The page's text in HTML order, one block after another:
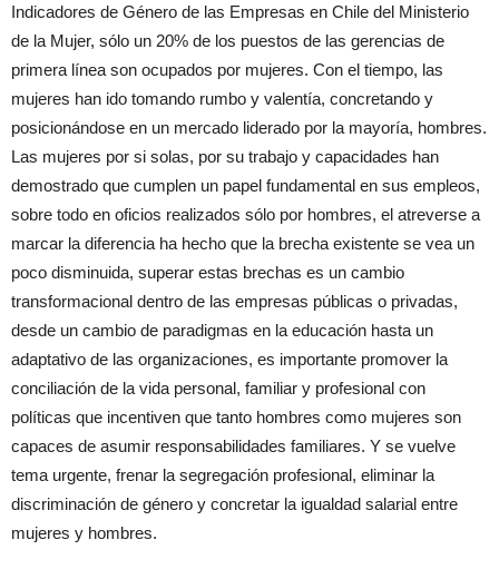
Indicadores de Género de las Empresas en Chile del Ministerio
de la Mujer, sólo un 20% de los puestos de las gerencias de
primera línea son ocupados por mujeres. Con el tiempo, las
mujeres han ido tomando rumbo y valentía, concretando y
posicionándose en un mercado liderado por la mayoría, hombres.
Las mujeres por si solas, por su trabajo y capacidades han
demostrado que cumplen un papel fundamental en sus empleos,
sobre todo en oficios realizados sólo por hombres, el atreverse a
marcar la diferencia ha hecho que la brecha existente se vea un
poco disminuida, superar estas brechas es un cambio
transformacional dentro de las empresas públicas o privadas,
desde un cambio de paradigmas en la educación hasta un
adaptativo de las organizaciones, es importante promover la
conciliación de la vida personal, familiar y profesional con
políticas que incentiven que tanto hombres como mujeres son
capaces de asumir responsabilidades familiares. Y se vuelve
tema urgente, frenar la segregación profesional, eliminar la
discriminación de género y concretar la igualdad salarial entre
mujeres y hombres.